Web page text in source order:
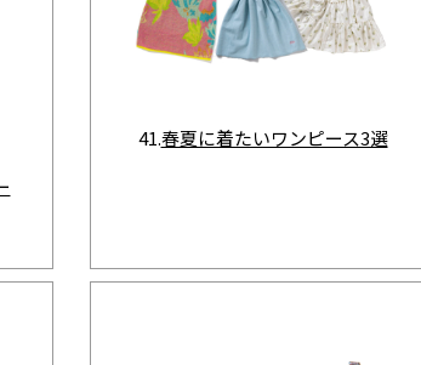
41.春夏に着たいワンピース3選